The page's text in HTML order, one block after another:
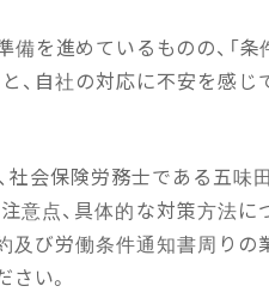
を進めているものの、「
、自社の対応に不安を感
社会保険労務士である五味
意点、具体的な対策方法に
及び労働条件通知書周りの
い。